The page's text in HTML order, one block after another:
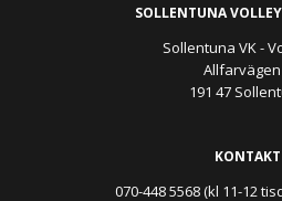
SOLLENTUNA
Sollentuna VK -
191 47
KONTAKT
070-448 5568 (kl 11-12